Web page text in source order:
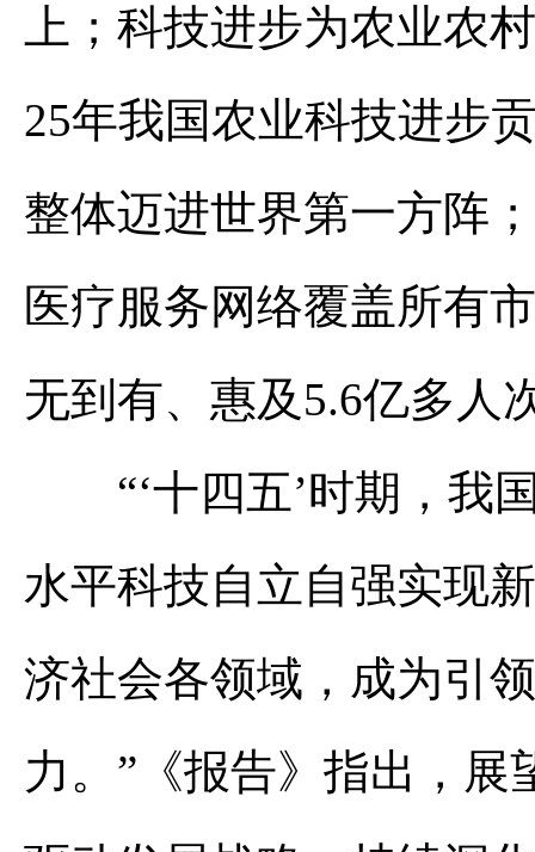
上；科技进步为农业农
25年我国农业科技进步
整体迈进世界第一方阵
医疗服务网络覆盖所有
无到有、惠及5.6亿多
“‘十四五’时期，我
水平科技自立自强实现
济社会各领域，成为引
力。”《报告》指出，展